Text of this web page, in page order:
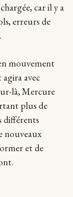
car il y a
erreurs de
mouvement
avec
là, Mercure
plus de
différents
nouveaux
et de